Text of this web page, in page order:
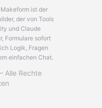
Makeform ist der
der von Tools
und Claude
Formulare sofort
Logik, Fragen
einfachen Chat.
Alle Rechte